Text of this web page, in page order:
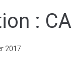
:
2017